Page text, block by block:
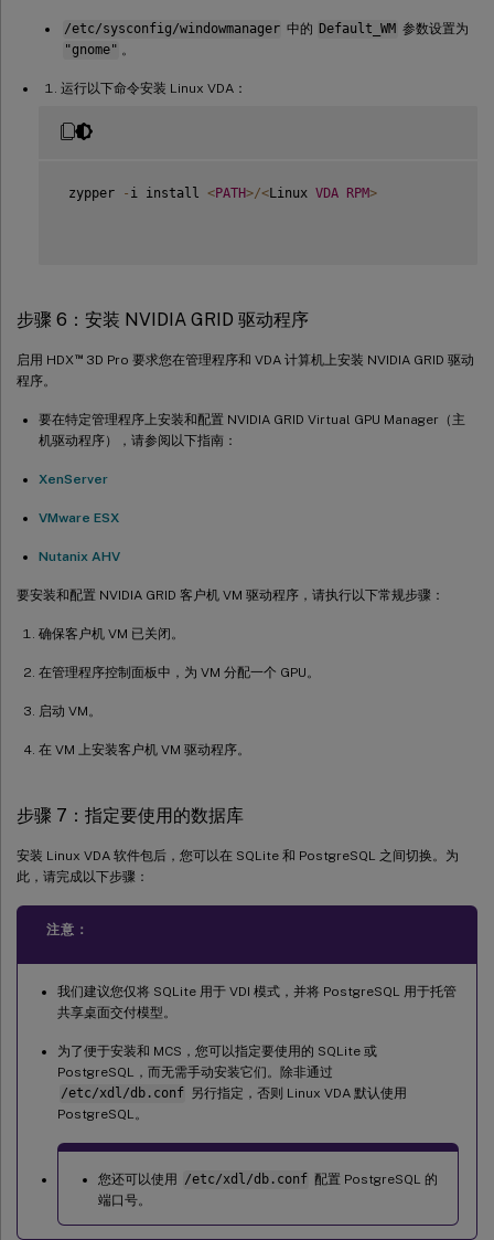
/etc/sysconfig/windowmanager 中的 Default_WM 参数设置为
"gnome" 。
运行以下命令安装 Linux VDA：
zypper - i install <PATH>/<Linux VDA RPM>
步骤 6：安装 NVIDIA GRID 驱动程序
启用 HDX™3D Pro 要求您在管理程序和 VDA 计算机上安装 NVIDIA GRID 驱动
程序。
要在特定管理程序上安装和配置 NVIDIA GRID Virtual GPU Manager（主
机驱动程序），请参阅以下指南：
XenServer
VMware ESX
Nutanix AHV
要安装和配置 NVIDIA GRID 客户机 VM 驱动程序，请执行以下常规步骤：
确保客户机 VM 已关闭。
在管理程序控制面板中，为 VM 分配一个 GPU。
启动 VM。
在 VM 上安装客户机 VM 驱动程序。
步骤 7：指定要使用的数据库
安装 Linux VDA 软件包后，您可以在 SQLite 和 PostgreSQL 之间切换。为
此，请完成以下步骤：
注意：
我们建议您仅将 SQLite 用于 VDI 模式，并将 PostgreSQL 用于托管
共享桌面交付模型。
为了便于安装和 MCS，您可以指定要使用的 SQLite 或
PostgreSQL，而无需手动安装它们。除非通过
/etc/xdl/db.conf 另行指定，否则 Linux VDA 默认使用
PostgreSQL。
您还可以使用 /etc/xdl/db.conf 配置 PostgreSQL 的
端口号。